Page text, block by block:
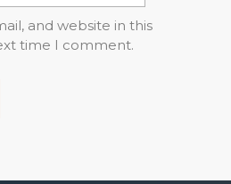
and website in this
time I comment.